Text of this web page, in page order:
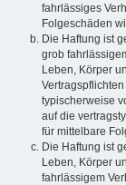
fahrlässiges
Folgeschäden
Die Haftung ist
grob
Leben, Körper
typischerweise
auf die
für mittelbare
Die Haftung ist
Leben, Körper
fahrlässigem